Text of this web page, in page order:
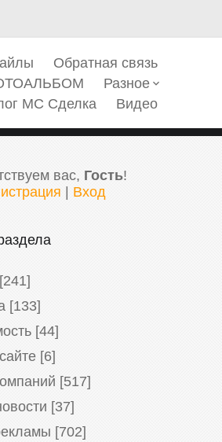
Обратная связь
Разное keyboard_arrow_down
МС Сделка Видео
вас, Гость!
Вход
[241]
[133]
[44]
[6]
[517]
[37]
[702]